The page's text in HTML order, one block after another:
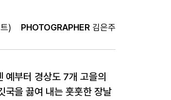
) PHOTOGRAPHER 김은주
예부터 경상도 7개 고을의
국을 끓여 내는 훗훗한 장날